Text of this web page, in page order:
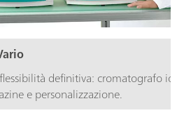
definitiva: cromatografo
e personalizzazione.